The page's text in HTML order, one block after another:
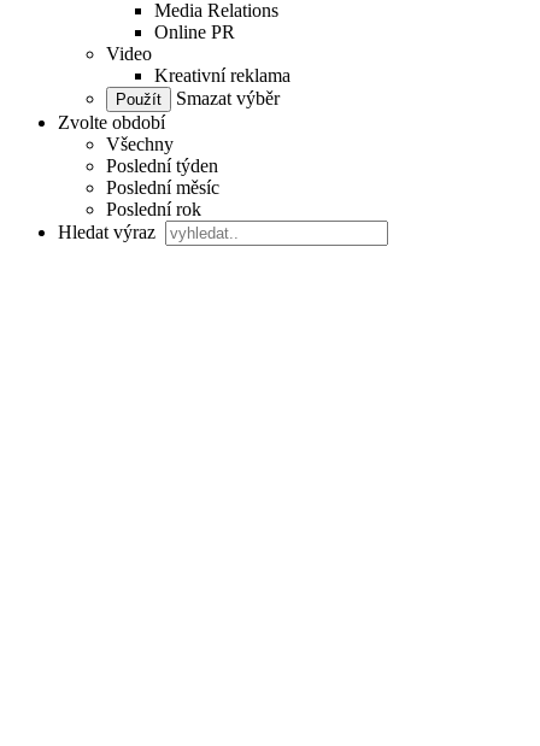
Media Relations
Online PR
Video
Kreativní reklama
Smazat výběr
Zvolte období
Všechny
Poslední týden
Poslední měsíc
Poslední rok
Hledat výraz